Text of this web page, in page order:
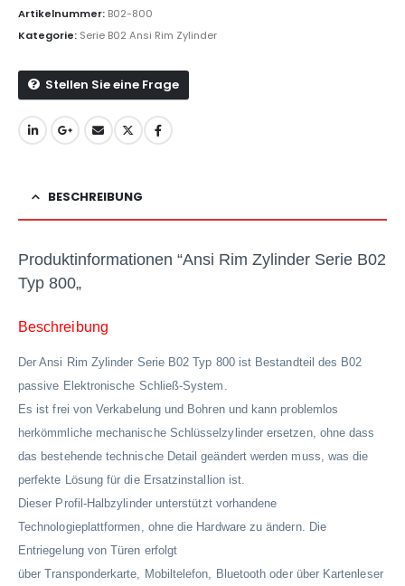
Artikelnummer: B02-800
Kategorie: Serie B02 Ansi Rim Zylinder
Stellen Sie eine Frage
BESCHREIBUNG
Produktinformationen “Ansi Rim Zylinder Serie B02
Typ 800„
Beschreibung
Der Ansi Rim Zylinder Serie B02 Typ 800 ist Bestandteil des B02
passive Elektronische Schließ-System.
Es ist frei von Verkabelung und Bohren und kann problemlos
herkömmliche mechanische Schlüsselzylinder ersetzen, ohne dass
das bestehende technische Detail geändert werden muss, was die
perfekte Lösung für die Ersatzinstallion ist.
Dieser Profil-Halbzylinder unterstützt vorhandene
Technologieplattformen, ohne die Hardware zu ändern. Die
Entriegelung von Türen erfolgt
über Transponderkarte, Mobiltelefon, Bluetooth oder über Kartenleser